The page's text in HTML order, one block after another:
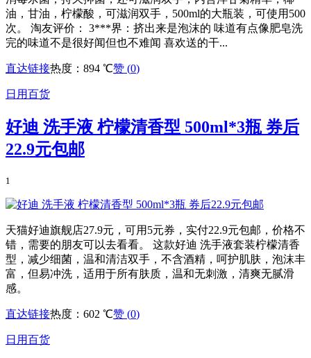
油，甘油，柠檬酸，可滋润双手，500ml的大瓶装，可使用500
次。 淘友评价： 3***界：挤出来是泡沫的 味道有点像肥皂洗
完的味道不是很好闻但也不难闻 喜欢送的干...
直达链接热度：894 ℃赞 (0)
日用百货
好迪 洗手液 柠檬清香型 500ml*3瓶 券后
22.9元包邮
1
天猫好迪旗舰店27.9元，可用5元券，实付22.9元包邮，价格不
错，需要的朋友可以去看看。 这款好迪 洗手液套装柠檬清香
型，减少细菌，温和清洁双手，不含酒精，呵护肌肤，泡沫丰
富，但易冲洗，适用于所有肤质，温和无刺激，清爽无腻滑
感。
直达链接热度：602 ℃赞 (0)
日用百货